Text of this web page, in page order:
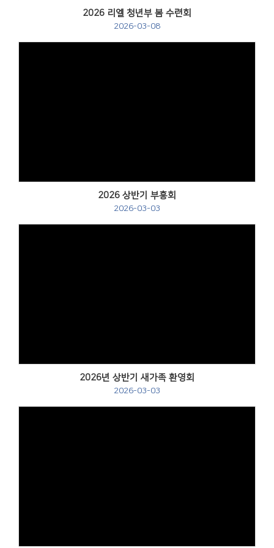
2026 리엘 청년부 봄 수련회
2026-03-08
2026 상반기 부흥회
2026-03-03
2026년 상반기 새가족 환영회
2026-03-03